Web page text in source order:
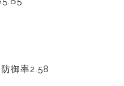
御率2.58